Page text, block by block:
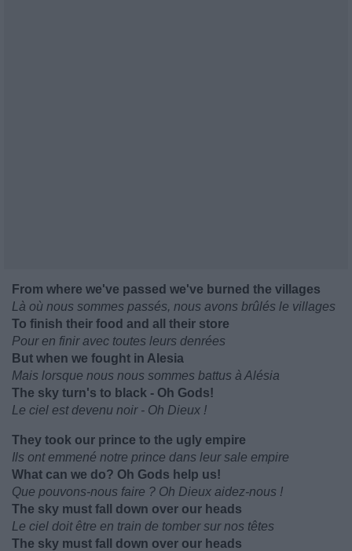
From where we've passed we've burned the villages
Là où nous sommes passés, nous avons brûlés le villages
To finish their food and all their store
Pour en finir avec toutes leurs denrées
But when we fought in Alesia
Mais lorsque nous nous sommes battus à Alésia
The sky turn's to black - Oh Gods!
Le ciel est devenu noir - Oh Dieux !
They took our prince to the ugly empire
Ils ont emmené notre prince dans leur sale empire
What can we do? Oh Gods help us!
Que pouvons-nous faire ? Oh Dieux aidez-nous !
The sky must fall down over our heads
Le ciel doit être en train de tomber sur nos têtes
The sky must fall down over our heads